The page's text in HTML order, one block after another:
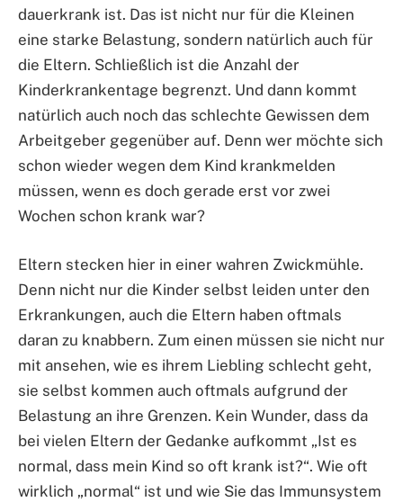
dauerkrank ist. Das ist nicht nur für die Kleinen
eine starke Belastung, sondern natürlich auch für
die Eltern. Schließlich ist die Anzahl der
Kinderkrankentage begrenzt. Und dann kommt
natürlich auch noch das schlechte Gewissen dem
Arbeitgeber gegenüber auf. Denn wer möchte sich
schon wieder wegen dem Kind krankmelden
müssen, wenn es doch gerade erst vor zwei
Wochen schon krank war?
Eltern stecken hier in einer wahren Zwickmühle.
Denn nicht nur die Kinder selbst leiden unter den
Erkrankungen, auch die Eltern haben oftmals
daran zu knabbern. Zum einen müssen sie nicht nur
mit ansehen, wie es ihrem Liebling schlecht geht,
sie selbst kommen auch oftmals aufgrund der
Belastung an ihre Grenzen. Kein Wunder, dass da
bei vielen Eltern der Gedanke aufkommt „Ist es
normal, dass mein Kind so oft krank ist?“. Wie oft
wirklich „normal“ ist und wie Sie das Immunsystem